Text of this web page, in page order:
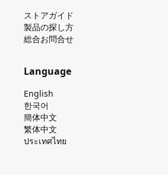
ストアガイド
製品の探し⽅
総合お問合せ
Language
English
한국어
簡体中文
繁体中文
ประเทศไทย